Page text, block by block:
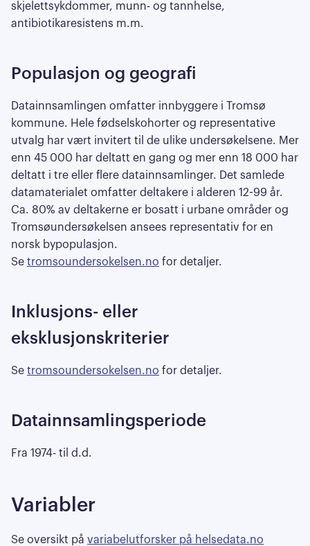
skjelettsykdommer, munn- og tannhelse,
antibiotikaresistens m.m.
Populasjon og geografi
Datainnsamlingen omfatter innbyggere i Tromsø
kommune. Hele fødselskohorter og representative
utvalg har vært invitert til de ulike undersøkelsene. Mer
enn 45 000 har deltatt en gang og mer enn 18 000 har
deltatt i tre eller flere datainnsamlinger. Det samlede
datamaterialet omfatter deltakere i alderen 12-99 år.
Ca. 80% av deltakerne er bosatt i urbane områder og
Tromsøundersøkelsen ansees representativ for en
norsk bypopulasjon.
Se tromsoundersokelsen.no for detaljer.
Inklusjons- eller
eksklusjonskriterier
Se tromsoundersokelsen.no for detaljer.
Datainnsamlingsperiode
Fra 1974- til d.d.
Variabler
Se oversikt på variabelutforsker på helsedata.no